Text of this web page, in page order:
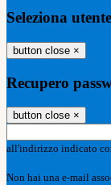
Seleziona utente
button close ×
Recupero
button close ×
all'indirizzo indicato
Non hai una e-mail